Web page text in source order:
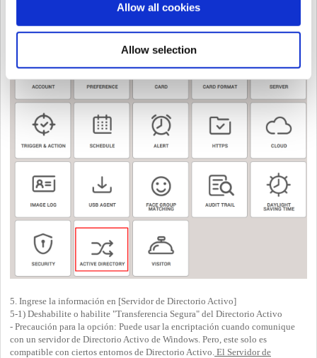
Allow all cookies
Allow selection
4. Clic [DIRECTORIO ACTIVO]
5. Ingrese la información en [Servidor de Directorio Activo]
5-1) Deshabilite o habilite "Transferencia Segura" del Directorio Activo
- Precaución para la opción: Puede usar la encriptación cuando comunique
con un servidor de Directorio Activo de Windows. Pero, este solo es
compatible con ciertos entornos de Directorio Activo. El Servidor de